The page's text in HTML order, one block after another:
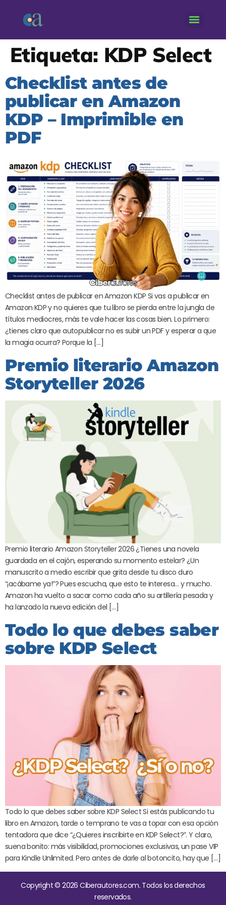
Etiqueta: KDP Select
Checklist antes de
publicar en Amazon
KDP – Imprimible en
PDF
Checklist antes de publicar en Amazon KDP Si vas a publicar en
Amazon KDP y no quieres que tu libro se pierda entre la jungla de
títulos mediocres, más te vale hacer las cosas bien. Lo primero:
¿tienes claro que autopublicar no es subir un PDF y esperar a que
la magia ocurra? Porque la […]
Premio literario Amazon
Storyteller 2026
Premio literario Amazon Storyteller 2026 ¿Tienes una novela
guardada en el cajón, esperando su momento estelar? ¿Un
manuscrito a medio escribir que grita desde tu disco duro
“¡acábame ya!”? Pues escucha, que esto te interesa… y mucho.
Amazon ha vuelto a sacar como cada año su artillería pesada y
ha lanzado la nueva edición del […]
Todo lo que debes saber
sobre KDP Select
Todo lo que debes saber sobre KDP Select Si estás publicando tu
libro en Amazon, tarde o temprano te vas a topar con esa opción
tentadora que dice “¿Quieres inscribirte en KDP Select?”. Y claro,
suena bonito: más visibilidad, promociones exclusivas, un pase VIP
para Kindle Unlimited. Pero antes de darle al botoncito, hay que […]
Copyright © 2026 Ciberautores.com. Todos los derechos
reservados.